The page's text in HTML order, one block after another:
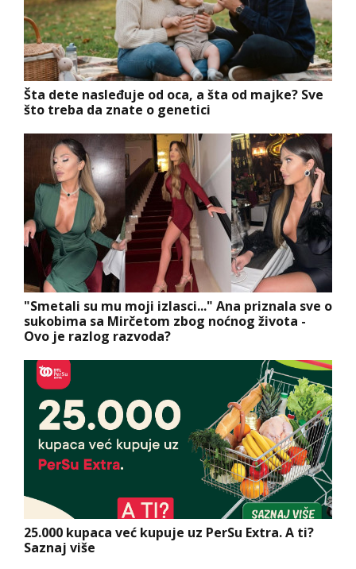
Šta dete nasleđuje od oca, a šta od majke? Sve
što treba da znate o genetici
"Smetali su mu moji izlasci..." Ana priznala sve o
sukobima sa Mirčetom zbog noćnog života -
Ovo je razlog razvoda?
25.000 kupaca već kupuje uz PerSu Extra. A ti?
Saznaj više